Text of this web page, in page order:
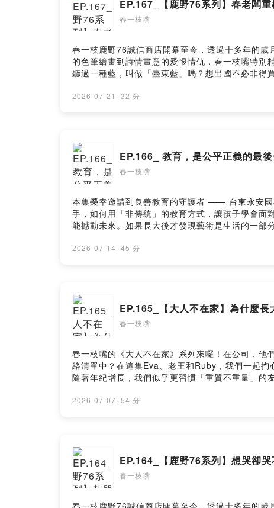
EP.167_【鹿野76系列】春老闆重
春一枝嘴
春一枝鹿野76誠信商店開幕至今，透過十多年的
的色筆繪畫到詩情畫意的愛恨情仇，春一枝嘴特
聽過一種藍，叫做「臺東藍」嗎？想出國不必非得
一枝嘴」！ 了解更多 ｜爸爸我想吃冰 ｜春老闆
2026-07-21 · 32 分
EP.166_ 教育，是公平正義的最
春一枝嘴
本集榮幸邀請到良善教育的守護者 —— 台東永安國
手，如何用「非傳統」的教育方式，讓孩子學會
能撼動未來。如果長大後才發現藝術是生活的一部
方 Facebook ｜春一枝官方 Instagram ｜春一枝
2026-07-14 · 45 分
EP.165_【大人不在家】為什麼長
春一枝嘴
春一枝嘴的《大人不在家》系列來囉！在公司，他
絡清單中？在這集Eva、老王和Ruby，我們一起
隨著年紀增長，我們似乎更習慣「重質不重量」的
方 Facebook ｜春一枝官方 Instagram ｜春一枝
2026-07-07 · 54 分
EP.164_【鹿野76系列】想哭卻哭
春一枝嘴
春一枝鹿野76誠信商店開幕至今，透過十多年的